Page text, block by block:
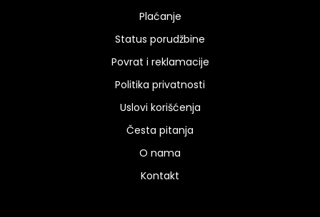
Plaćanje
Status porudžbine
Povrat i reklamacije
Politika privatnosti
Uslovi korišćenja
Česta pitanja
O nama
Kontakt